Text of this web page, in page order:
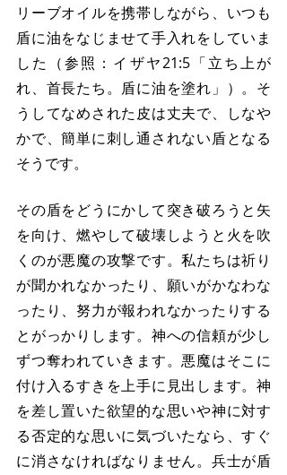
リーブオイルを携帯しながら、いつも
盾に油をなじませて手入れをしていま
した（参照：イザヤ21:5「立ち上が
れ、首長たち。盾に油を塗れ」）。そ
うしてなめされた皮は丈夫で、しなや
かで、簡単に刺し通されない盾となる
そうです。
その盾をどうにかして突き破ろうと矢
を向け、燃やして破壊しようと火を吹
くのが悪魔の攻撃です。私たちは祈り
が聞かれなかったり、願いがかなわな
ったり、努力が報われなかったりする
とがっかりします。神への信頼が少し
ずつ奪われていきます。悪魔はそこに
付け入るすきを上手に見出します。神
を差し置いた欲望的な思いや神に対す
る否定的な思いに気づいたなら、すぐ
に消さなければなりません。兵士が盾